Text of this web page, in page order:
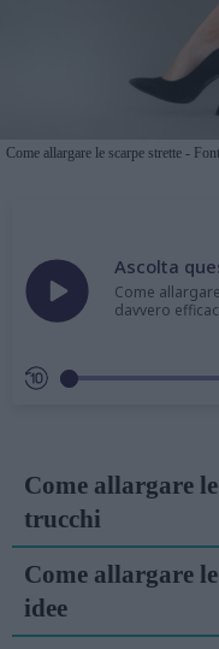
Come allargare le scarpe strette -
Ascolta
Come
davvero
Come allargare
trucchi
Come allargare
idee